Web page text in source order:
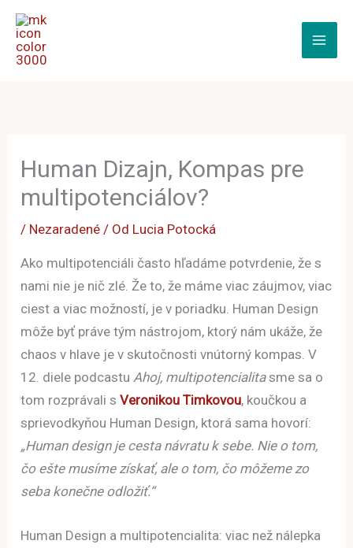
Preskočiť
obsah
Human Dizajn, Kompas pre
multipotenciálov?
/ Nezaradené / Od Lucia Potocká
Ako multipotenciáli často hľadáme potvrdenie, že s
nami nie je nič zlé. Že to, že máme viac záujmov, viac
ciest a viac možností, je v poriadku. Human Design
môže byť práve tým nástrojom, ktorý nám ukáže, že
chaos v hlave je v skutočnosti vnútorný kompas. V
12. diele podcastu Ahoj, multipotencialitasme sa o
tom rozprávali sVeronikou Timkovou, koučkou a
sprievodkyňou Human Design, ktorá sama hovorí:
„Human design je cesta návratu k sebe. Nie o tom,
čo ešte musíme získať, ale o tom, čo môžeme zo
seba konečne odložiť.“
Human Design a multipotencialita: viac než nálepka